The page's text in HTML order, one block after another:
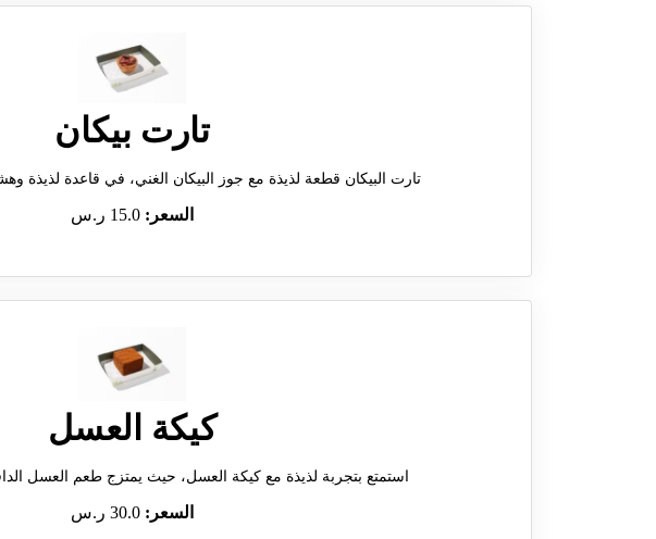
تارت بيكان
تارت البيكان قطعة لذيذة مع جوز البيكان الغني، في قاعدة لذيذة
السعر:15.0 ر.س
كيكة العسل
استمتع بتجربة لذيذة مع كيكة العسل، حيث يمتزج طعم العسل
السعر:30.0 ر.س